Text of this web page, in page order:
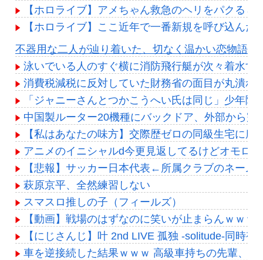
【ホロライブ】アメちゃん救急のヘリをパクる→
【ホロライブ】ここ近年で一番新規を呼び込んだ
Powered by livedoor 相互RSS
不器用な二人が辿り着いた、切なく温かい恋物語
泳いでいる人のすぐ横に消防飛行艇が次々着水
消費税減税に反対していた財務省の面目が丸潰
「ジャニーさんとつかこうへい氏は同じ」少年
中国製ルーター20機種にバックドア、外部から完
【私はあなたの味方】交際歴ゼロの同級生宅に
アニメのイニシャルd今更見返してるけどオモロ
【悲報】サッカー日本代表←所属クラブのネー
萩原京平、全然練習しない
スマスロ推しの子（フィールズ）
【動画】戦場のはずなのに笑いが止まらんｗｗ
【にじさんじ】叶 2nd LIVE 孤独 -solitude-同時
車を逆接続した結果ｗｗｗ 高級車持ちの先輩、